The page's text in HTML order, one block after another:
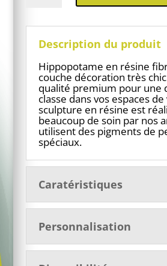
doréesDescription du produit
Hippopotame en résine
couche décoration très
qualité premium pour une
classe dans vos espaces
sculpture en résine est
beaucoup de soin par nos
utilisent des pigments de
spéciaux.
Caratéristiques
Personnalisation